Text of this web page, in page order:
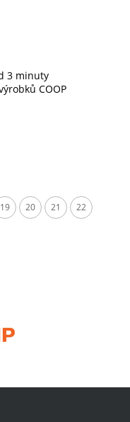
3 minuty
COOP
19 20 21 22